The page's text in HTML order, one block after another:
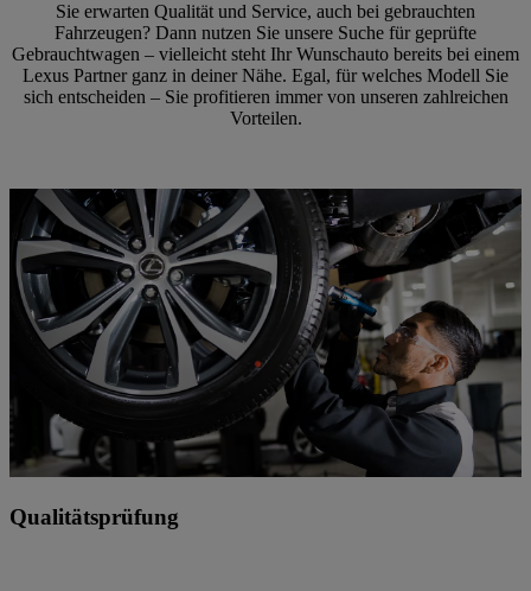
Sie erwarten Qualität und Service, auch bei gebrauchten
Fahrzeugen? Dann nutzen Sie unsere Suche für geprüfte
Gebrauchtwagen – vielleicht steht Ihr Wunschauto bereits bei einem
Lexus Partner ganz in deiner Nähe. Egal, für welches Modell Sie
sich entscheiden – Sie profitieren immer von unseren zahlreichen
Vorteilen.
Qualitätsprüfung